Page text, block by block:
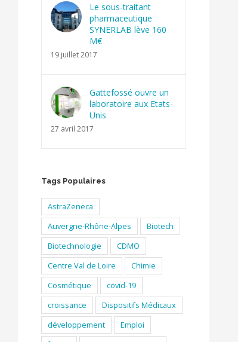
Le sous-traitant
pharmaceutique
SYNERLAB lève 160
M€
19 juillet 2017
Gattefossé ouvre un
laboratoire aux Etats-
Unis
27 avril 2017
Tags Populaires
AstraZeneca
Auvergne-Rhône-Alpes
Biotech
Biotechnologie
CDMO
Centre Val de Loire
Chimie
Cosmétique
covid-19
croissance
Dispositifs Médicaux
développement
Emploi